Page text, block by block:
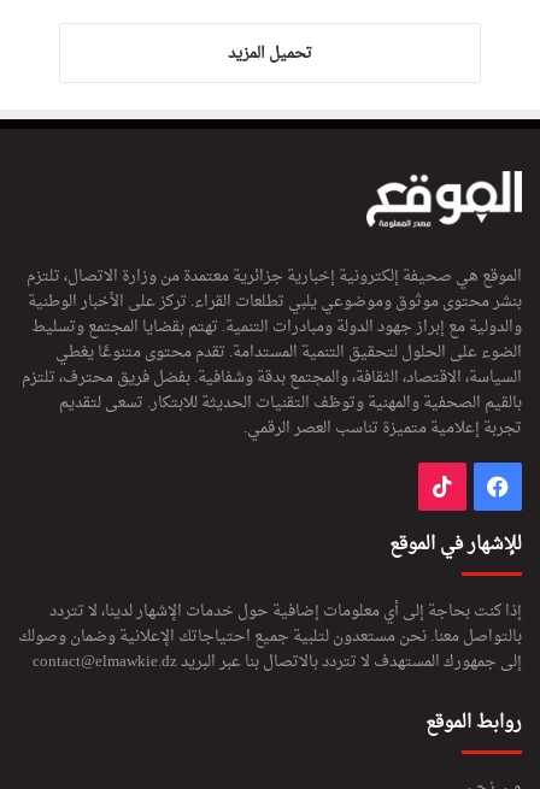
تحميل المزيد
الموقع هي صحيفة إلكترونية إخبارية جزائرية معتمدة من وزارة الاتصال، تلتزم
بنشر محتوى موثوق وموضوعي يلبي تطلعات القراء. تركز على الأخبار الوطنية
والدولية مع إبراز جهود الدولة ومبادرات التنمية. تهتم بقضايا المجتمع وتسليط
الضوء على الحلول لتحقيق التنمية المستدامة. تقدم محتوى متنوعًا يغطي
السياسة، الاقتصاد، الثقافة، والمجتمع بدقة وشفافية. بفضل فريق محترف، تلتزم
بالقيم الصحفية والمهنية وتوظف التقنيات الحديثة للابتكار. تسعى لتقديم
تجربة إعلامية متميزة تناسب العصر الرقمي.
فيسبوك
للإشهار في الموقع
إذا كنت بحاجة إلى أي معلومات إضافية حول خدمات الإشهار لدينا، لا تتردد
بالتواصل معنا. نحن مستعدون لتلبية جميع احتياجاتك الإعلانية وضمان وصولك
إلى جمهورك المستهدف لا تتردد بالاتصال بنا عبر البريدcontact@elmawkie.dz
روابط الموقع